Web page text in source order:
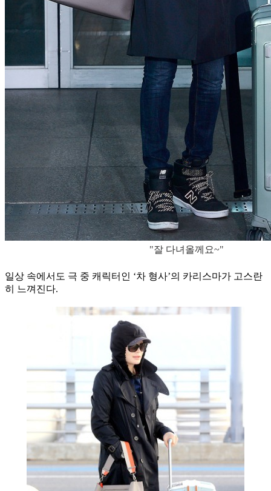
"잘 다녀올께요~"
일상 속에서도 극 중 캐릭터인 ‘차 형사’의 카리스마가 고스란
히 느껴진다.